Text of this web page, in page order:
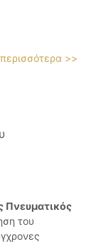
>>
Πνευματικός
του